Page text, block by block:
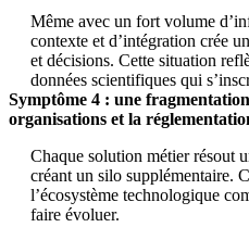
Même avec un fort volume
contexte et d’intégration crée
et décisions. Cette situation
données scientifiques qui
Symptôme 4 : une
organisations et la
Chaque solution métier résout
créant un silo supplémentaire.
l’écosystème technologique
faire évoluer.